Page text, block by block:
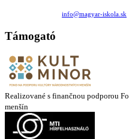
info@magyar-iskola.sk
Támogató
Realizované s finančnou podporou
menšín